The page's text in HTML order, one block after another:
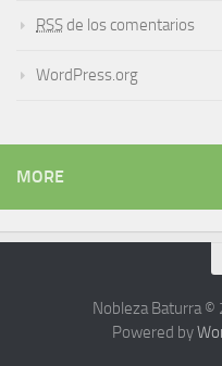
RSS de los comentarios
WordPress.org
MORE
Nobleza Baturra ©
Powered by